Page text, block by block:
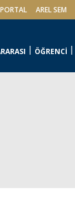
AREL SEM
ÖĞRENCİ